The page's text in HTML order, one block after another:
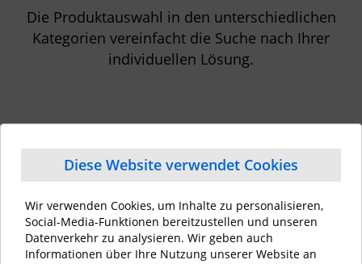
Die Produktauswahl in den unterschiedlichen
Kategorien vereinfacht die Suche nach Ihrer
individuellen Lösung.
Diese Website verwendet Cookies
Wir verwenden Cookies, um Inhalte zu personalisieren,
Social-Media-Funktionen bereitzustellen und unseren
Datenverkehr zu analysieren. Wir geben auch
Informationen über Ihre Nutzung unserer Website an